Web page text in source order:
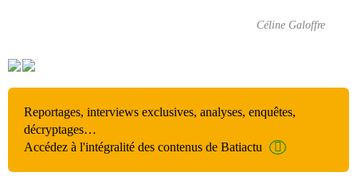
Céline Galoffre
Reportages, interviews exclusives, analyses, enquêtes,
décryptages…
Accédez à l'intégralité des contenus de Batiactu